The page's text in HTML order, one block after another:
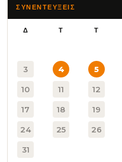
ΣΥΝΕΝΤΕΥΞΕΙΣ
Δ Τ Τ
3 4 5
10 11 12
17 18 19
24 25 26
31